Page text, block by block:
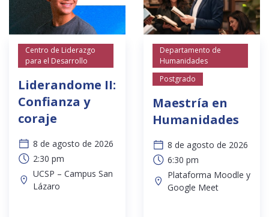
Centro de Liderazgo
para el Desarrollo
Liderandome II:
Confianza y
coraje
8 de agosto de 2026
2:30 pm
UCSP – Campus San
Lázaro
Departamento de
Humanidades
Postgrado
Maestría en
Humanidades
8 de agosto de 2026
6:30 pm
Plataforma Moodle y
Google Meet